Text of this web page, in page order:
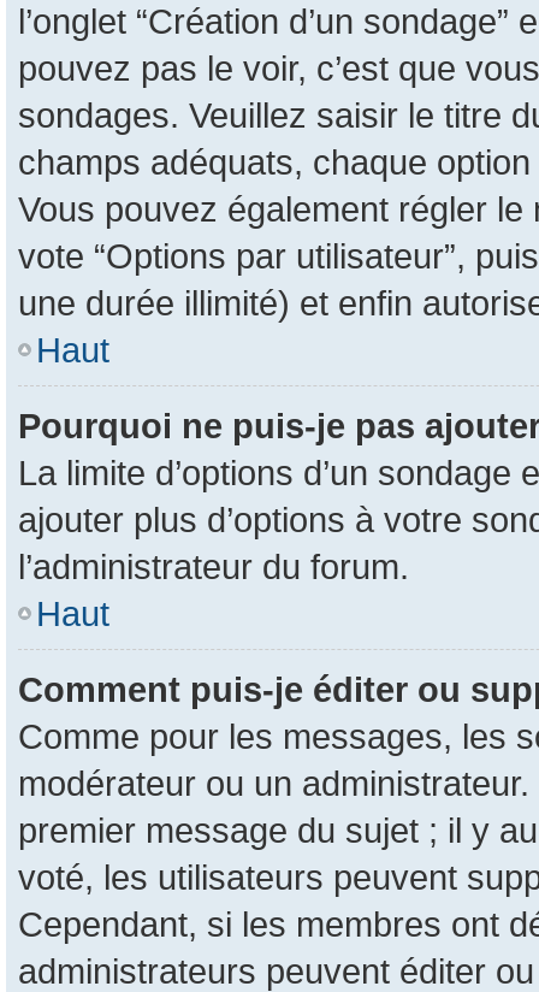
l’onglet “Création d’un
pouvez pas le voir, c’est que
sondages. Veuillez saisir le titre
champs adéquats, chaque
Vous pouvez également régler
vote “Options par utilisateur”,
une durée illimité) et enfin
Haut
Pourquoi ne puis-je pas
La limite d’options d’un
ajouter plus d’options à votre
l’administrateur du forum.
Haut
Comment puis-je éditer ou
Comme pour les messages, les
modérateur ou un
premier message du sujet ; il y
voté, les utilisateurs peuvent
Cependant, si les membres ont
administrateurs peuvent éditer